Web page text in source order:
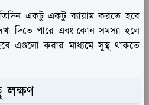
একটু একটু ব্যায়াম করতে হবে
দিতে পারে এবং কোন সমস্যা হলে
এগুলো করার মাধ্যমে সুস্থ থাকতে
লক্ষণ